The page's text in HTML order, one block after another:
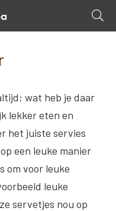
wat heb je daar
lekker eten en
het juiste servies
een leuke manier
om voor leuke
leuke
servetjes nou op